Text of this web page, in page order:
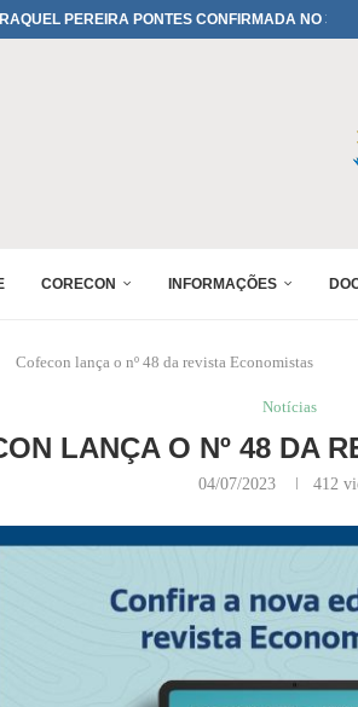
RAQUEL PEREIRA PONTES CONFIRMADA NO 30º
CORECON INFORMAÇÕES
Cofecon lança o nº 48 da revista Economistas
Notícias
LANÇA O Nº 48 DA
04/07/2023 412